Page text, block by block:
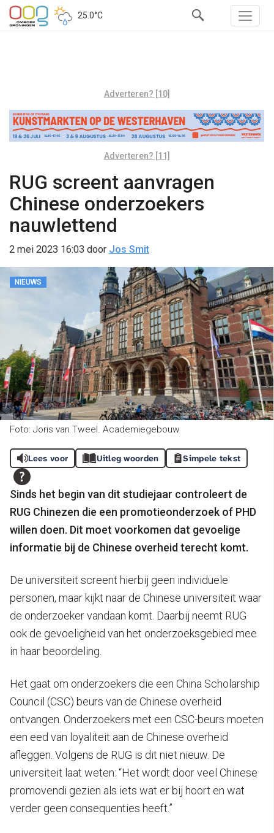
25.0°C
Adverteren? [10]
Adverteren? [11]
RUG screent aanvragen
Chinese onderzoekers
nauwlettend
2 mei 2023 16:03 door Jos Smit
NIEUWS
Foto: Joris van Tweel. Academiegebouw
Lees voor Uitleg woorden Simpele tekst
Sinds het begin van dit studiejaar controleert de
RUG Chinezen die een promotieonderzoek of PHD
willen doen. Dit moet voorkomen dat gevoelige
informatie bij de Chinese overheid terecht komt.
De universiteit screent hierbij geen individuele
personen, maar kijkt naar de Chinese universiteit waar
de onderzoeker vandaan komt. Daarbij neemt RUG
ook de gevoeligheid van het onderzoeksgebied mee
in haar beoordeling.
Het gaat om onderzoekers die een China Scholarship
Council (CSC) beurs van de Chinese overheid
ontvangen. Onderzoekers met een CSC-beurs moeten
een eed van loyaliteit aan de Chinese overheid
afleggen. Volgens de RUG is dit niet nieuw. De
universiteit laat weten: “Het wordt door veel Chinese
promovendi gezien als iets wat er bij hoort en wat
verder geen consequenties heeft.”